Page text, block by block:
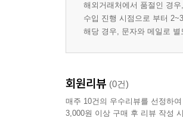
해외거래처에서 품절인 경
수입 진행 시점으로 부터
해당 경우, 문자와 메일로
회원리뷰 (0건)
매주 10건의 우수리뷰를 선정하
3,000원 이상 구매 후 리뷰 작성 시